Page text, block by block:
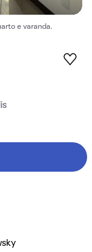
e varanda.